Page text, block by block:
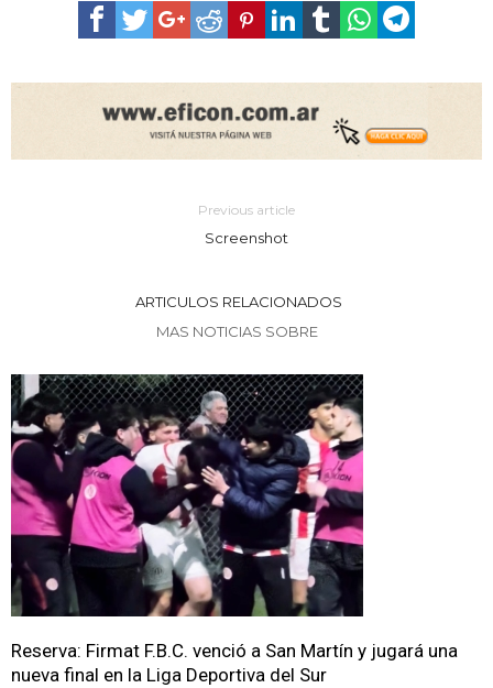
Previous article
Screenshot
ARTICULOS RELACIONADOS
MAS NOTICIAS SOBRE
Reserva: Firmat F.B.C. venció a San Martín y jugará una
nueva final en la Liga Deportiva del Sur